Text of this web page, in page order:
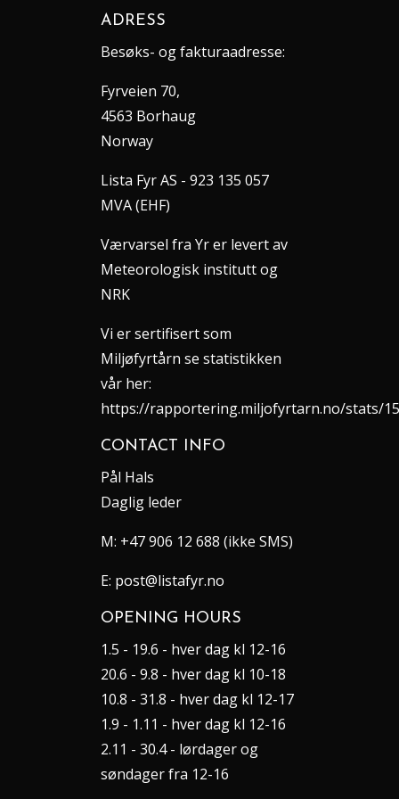
ADRESS
Besøks- og fakturaadresse:
Fyrveien 70,
4563 Borhaug
Norway
Lista Fyr AS - 923 135 057
MVA (EHF)
Værvarsel fra Yr er levert av
Meteorologisk institutt og
NRK
Vi er sertifisert som
Miljøfyrtårn se statistikken
vår her:
https://rapportering.miljofyrtarn.no/stats/
CONTACT INFO
Pål Hals
Daglig leder
M: +47 906 12 688 (ikke SMS)
E: post@listafyr.no
OPENING HOURS
1.5 - 19.6 - hver dag kl 12-16
20.6 - 9.8 - hver dag kl 10-18
10.8 - 31.8 - hver dag kl 12-17
1.9 - 1.11 - hver dag kl 12-16
2.11 - 30.4 - lørdager og
søndager fra 12-16